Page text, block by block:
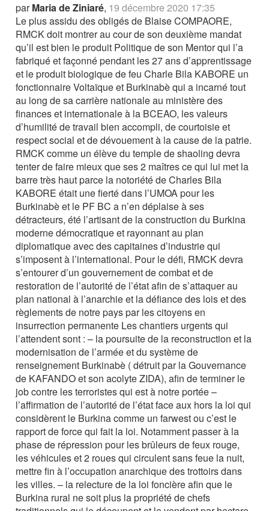
parMaria de Ziniaré, 19 décembre 2020 17:35
Le plus assidu des obligés de Blaise COMPAORE,
RMCK doit montrer au cour de son deuxième mandat
qu’il est bien le produit Politique de son Mentor qui l’a
fabriqué et façonné pendant les 27 ans d’apprentissage
et le produit biologique de feu Charle Bila KABORE un
fonctionnaire Voltaïque et Burkinabè qui a incarné tout
au long de sa carrière nationale au ministère des
finances et internationale à la BCEAO, les valeurs
d’humilité de travail bien accompli, de courtoisie et
respect social et de dévouement à la cause de la patrie.
RMCK comme un élève du temple de shaoling devra
tenter de faire mieux que ses 2 maîtres ce qui lui met la
barre très haut parce la notoriété de Charles Bila
KABORE était une fierté dans l’UMOA pour les
Burkinabè et le PF BC a n’en déplaise à ses
détracteurs, été l’artisant de la construction du Burkina
moderne démocratique et rayonnant au plan
diplomatique avec des capitaines d’industrie qui
s’imposent à l’international. Pour le défi, RMCK devra
s’entourer d’un gouvernement de combat et de
restoration de l’autorité de l’état afin de s’attaquer au
plan national à l’anarchie et la défiance des lois et des
règlements de notre pays par les citoyens en
insurrection permanente Les chantiers urgents qui
l’attendent sont : – la poursuite de la reconstruction et la
modernisation de l’armée et du système de
renseignement Burkinabè ( détruit par la Gouvernance
de KAFANDO et son acolyte ZIDA), afin de terminer le
job contre les terroristes qui est à notre portée –
l’affirmation de l’autorité de l’état face aux hors la loi qui
considèrent le Burkina comme un farwest ou c’est le
rapport de force qui fait la loi. Notamment passer à la
phase de répression pour les brûleurs de feux rouge,
les véhicules et 2 roues qui circulent sans feue la nuit,
mettre fin à l’occupation anarchique des trottoirs dans
les villes. – la relecture de la loi foncière afin que le
Burkina rural ne soit plus la propriété de chefs